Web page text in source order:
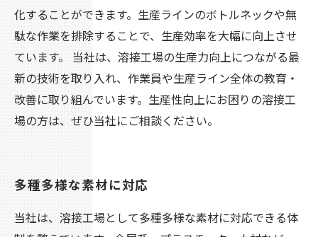
化することができます。生産ラインのボトルネックや無
駄な作業を排除することで、生産効率を大幅に向上させ
ています。 当社は、溶接工場の生産力向上につながる最
新の技術を取り入れ、作業員や生産ライン全体の教育・
改善に取り組んでいます。生産性向上にお困りの溶接工
場の方は、ぜひ当社にご相談ください。
多種多様な素材に対応
当社は、溶接工場として多種多様な素材に対応できる体